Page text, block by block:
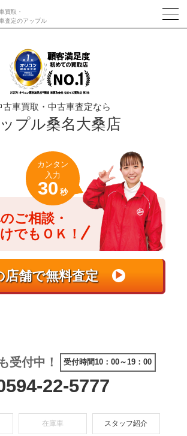
フォームの為のCVボタン*/
買取・
査定のアップル
古車買取・中古車査定なら
プル桑名大桑店
ご相談・
でもＯＫ！
カンタン
入力
30 秒
受付中！ 受付時間10：00～19：00
22-5777
在庫車 スタッフ紹介